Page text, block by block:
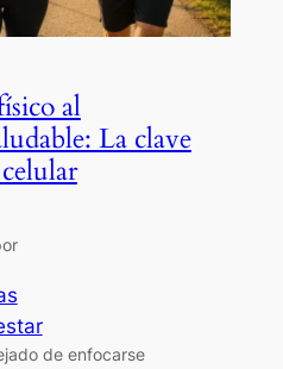
al
La clave
de enfocarse